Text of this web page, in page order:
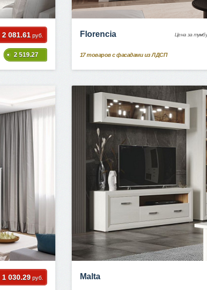
2 081.61 руб.
2 519.27
Florencia Цена за
17 товаров с фасадами из ЛДСП
1 030.29 руб. Malta